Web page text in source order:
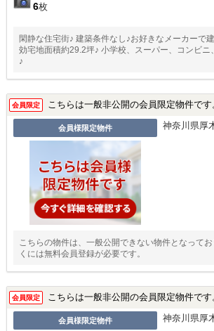
6枚
閑静な住宅街♪ 建築条件なし♪お好きなメーカーで
効宅地面積約29.2坪♪ 小学校、スーパー、コンビニ
♪
会員限定 こちらは一般非公開の会員限定物件です
会員様限定物件 神奈川県厚
こちらの物件は、一般公開できない物件となって
くには無料会員登録が必要です。
会員限定 こちらは一般非公開の会員限定物件です
会員様限定物件 神奈川県厚